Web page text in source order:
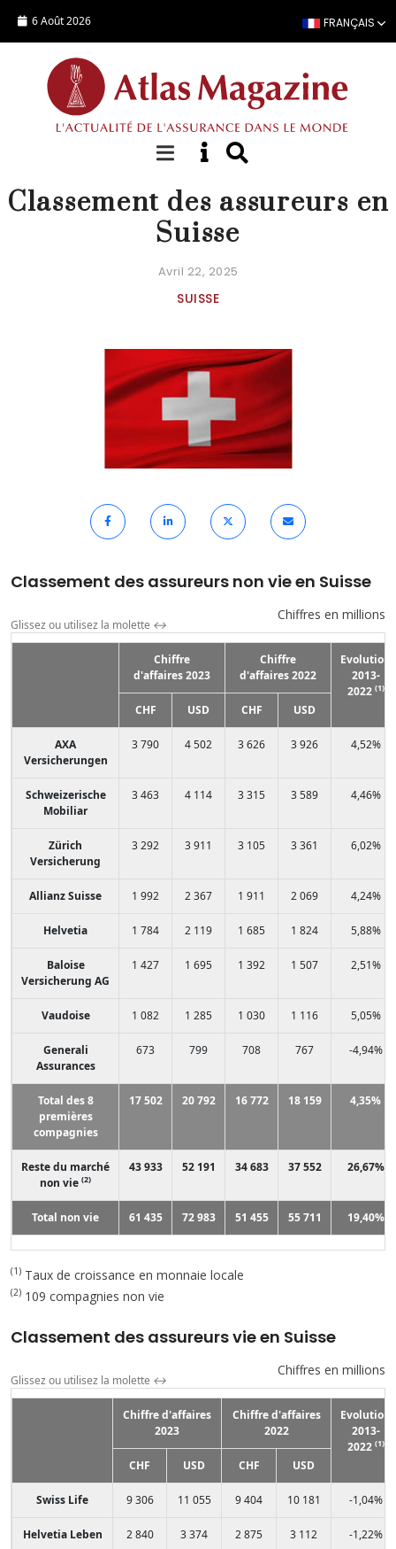
6 Août 2026 FRANÇAIS
STATISTIQUES COMPAGNIE
Classement des assureurs en
Suisse
Avril 22, 2025
SUISSE
Classement des assureurs non vie en Suisse
Chiffres en millions
Glissez ou utilisez la molette ↔
Chiffre
d'affaires 2023
Chiffre
d'affaires 2022
Evolution
2013-
2022 (1)
CHF USD CHF USD
AXA
Versicherungen
3 790 4 502 3 626 3 926 4,52%
Schweizerische
Mobiliar
3 463 4 114 3 315 3 589 4,46%
Zürich
Versicherung
3 292 3 911 3 105 3 361 6,02%
Allianz Suisse 1 992 2 367 1 911 2 069 4,24%
Helvetia 1 784 2 119 1 685 1 824 5,88%
Baloise
Versicherung AG
1 427 1 695 1 392 1 507 2,51%
Vaudoise 1 082 1 285 1 030 1 116 5,05%
Generali
Assurances
673 799 708 767 -4,94%
Total des 8
premières
compagnies
17 502 20 792 16 772 18 159 4,35%
Reste du marché
non vie (2)
43 933 52 191 34 683 37 552 26,67%
Total non vie 61 435 72 983 51 455 55 711 19,40%
(1) Taux de croissance en monnaie locale
(2) 109 compagnies non vie
Classement des assureurs vie en Suisse
Chiffres en millions
Glissez ou utilisez la molette ↔
Chiffre d'affaires
2023
Chiffre d'affaires
2022
Evolution
2013-
2022 (1)
CHF USD CHF USD
Swiss Life 9 306 11 055 9 404 10 181 -1,04%
Helvetia Leben 2 840 3 374 2 875 3 112 -1,22%